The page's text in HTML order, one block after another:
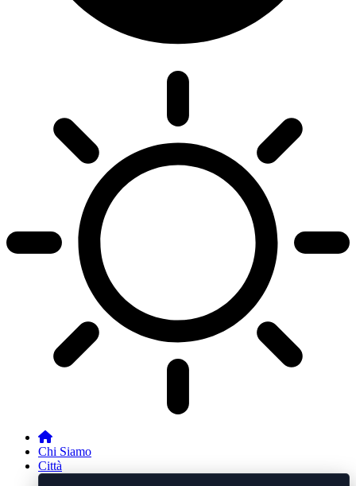
Chi Siamo
Città